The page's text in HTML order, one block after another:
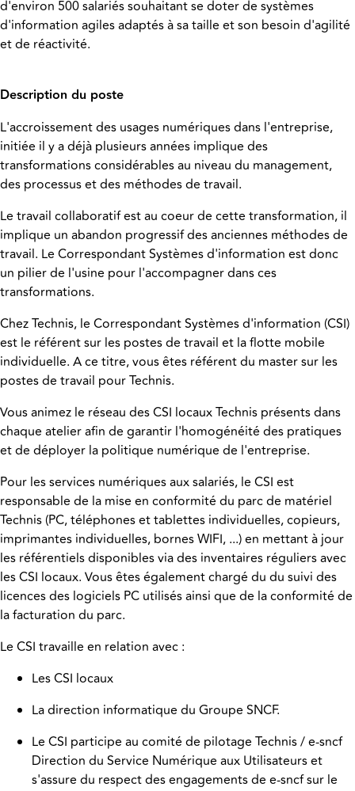
d'environ 500 salariés souhaitant se doter de systèmes
d'information agiles adaptés à sa taille et son besoin d'agilité
et de réactivité.
Description du poste
L'accroissement des usages numériques dans l'entreprise,
initiée il y a déjà plusieurs années implique des
transformations considérables au niveau du management,
des processus et des méthodes de travail.
Le travail collaboratif est au coeur de cette transformation, il
implique un abandon progressif des anciennes méthodes de
travail. Le Correspondant Systèmes d'information est donc
un pilier de l'usine pour l'accompagner dans ces
transformations.
Chez Technis, le Correspondant Systèmes d'information (CSI)
est le référent sur les postes de travail et la flotte mobile
individuelle. A ce titre, vous êtes référent du master sur les
postes de travail pour Technis.
Vous animez le réseau des CSI locaux Technis présents dans
chaque atelier afin de garantir l'homogénéité des pratiques
et de déployer la politique numérique de l'entreprise.
Pour les services numériques aux salariés, le CSI est
responsable de la mise en conformité du parc de matériel
Technis (PC, téléphones et tablettes individuelles, copieurs,
imprimantes individuelles, bornes WIFI, ...) en mettant à jour
les référentiels disponibles via des inventaires réguliers avec
les CSI locaux. Vous êtes également chargé du du suivi des
licences des logiciels PC utilisés ainsi que de la conformité de
la facturation du parc.
Le CSI travaille en relation avec :
Les CSI locaux
La direction informatique du Groupe SNCF.
Le CSI participe au comité de pilotage Technis / e-sncf
Direction du Service Numérique aux Utilisateurs et
s'assure du respect des engagements de e-sncf sur le